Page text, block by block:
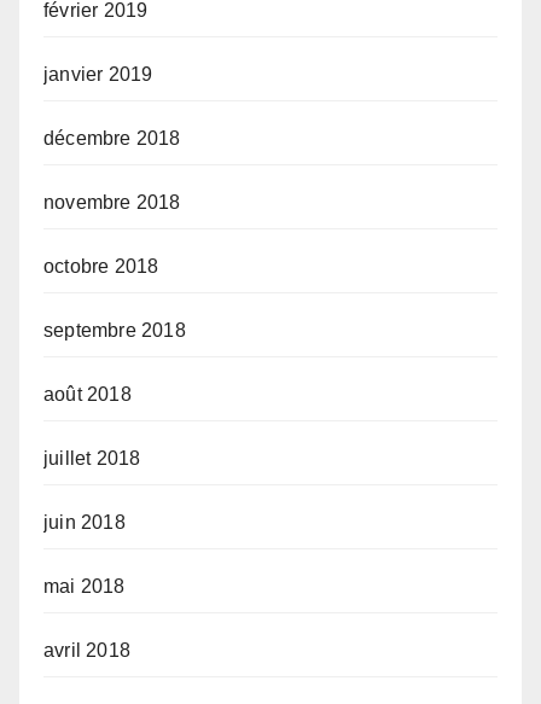
février 2019
janvier 2019
décembre 2018
novembre 2018
octobre 2018
septembre 2018
août 2018
juillet 2018
juin 2018
mai 2018
avril 2018